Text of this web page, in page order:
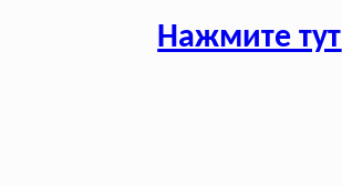
Нажмите тут